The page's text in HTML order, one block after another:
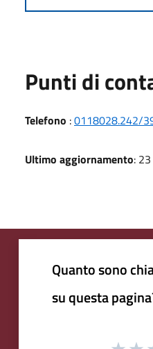
Punti di
Telefono :0118028.242/
Ultimo aggiornamento:
Quanto sono
su questa